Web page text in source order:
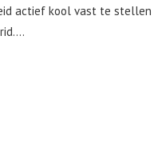
actief kool vast te